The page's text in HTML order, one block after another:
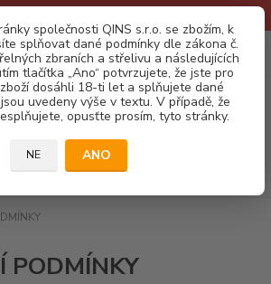
společnosti QINS s.r.o. se zbožím, k
splňovat dané podmínky dle zákona č.
zbraních a střelivu a následujících
tlačítka „Ano“ potvrzujete, že jste pro
dosáhli 18-ti let a splňujete dané
uvedeny výše v textu. V případě, že
opusťte prosím, tyto stránky.
NE ANO
Menu
CZK 0
za0,00 Kč
PODMÍNKY